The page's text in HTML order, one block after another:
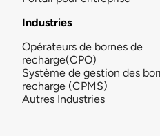
Industries
Opérateurs de bornes de
recharge(CPO)
Système de gestion des
recharge (CPMS)
Autres Industries